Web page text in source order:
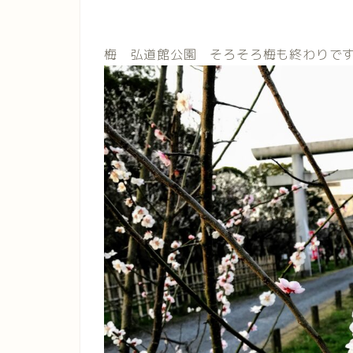
梅 弘道館公園 そろそろ梅も終わりで